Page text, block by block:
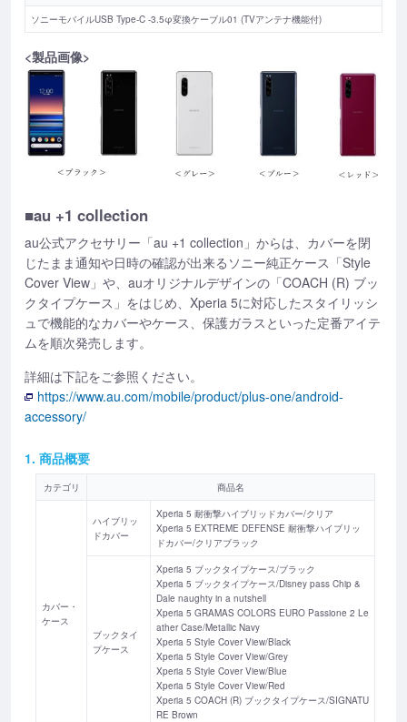
ソニーモバイルUSB Type-C -3.5φ変換ケーブル01 (TVアンテナ機能付)
<製品画像>
■au +1 collection
au公式アクセサリー「au +1 collection」からは、カバーを閉
じたまま通知や日時の確認が出来るソニー純正ケース「Style
Cover View」や、auオリジナルデザインの「COACH (R) ブッ
クタイプケース」をはじめ、Xperia 5に対応したスタイリッシ
ュで機能的なカバーやケース、保護ガラスといった定番アイテ
ムを順次発売します。
詳細は下記をご参照ください。
https://www.au.com/mobile/product/plus-one/android-
accessory/
1. 商品概要
カテゴリ 商品名
カバー・
ケース
ハイブリッ
ドカバー
Xperia 5 耐衝撃ハイブリッドカバー/クリア
Xperia 5 EXTREME DEFENSE 耐衝撃ハイブリッ
ドカバー/クリアブラック
ブックタイ
プケース
Xperia 5 ブックタイプケース/ブラック
Xperia 5 ブックタイプケース/Disney pass Chip &
Dale naughty in a nutshell
Xperia 5 GRAMAS COLORS EURO Passione 2 Le
ather Case/Metallic Navy
Xperia 5 Style Cover View/Black
Xperia 5 Style Cover View/Grey
Xperia 5 Style Cover View/Blue
Xperia 5 Style Cover View/Red
Xperia 5 COACH (R) ブックタイプケース/SIGNATU
RE Brown